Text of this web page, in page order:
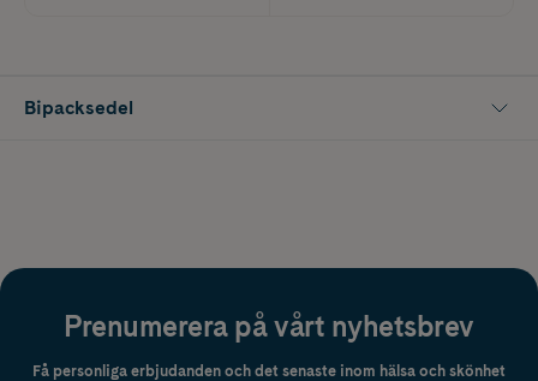
Bipacksedel
Prenumerera på vårt nyhetsbrev
Få personliga erbjudanden och det senaste inom hälsa och skönhet